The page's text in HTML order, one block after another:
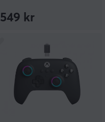
549 kr